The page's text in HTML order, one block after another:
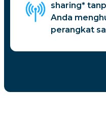
sharing*
Anda
perangkat